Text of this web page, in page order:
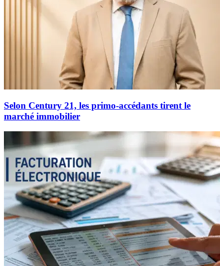
Selon Century 21, les primo-accédants tirent le
marché immobilier